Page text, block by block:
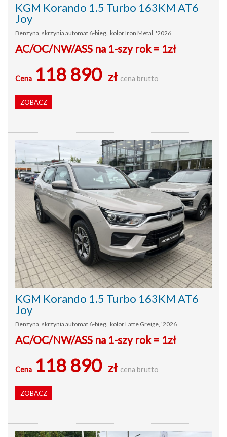
KGM Korando 1.5 Turbo 163KM AT6
Joy
Benzyna, skrzynia automat 6-bieg., kolor Iron Metal, '2026
AC/OC/NW/ASS na 1-szy rok = 1zł
Cena 118 890 zł cena brutto
ZOBACZ
KGM Korando 1.5 Turbo 163KM AT6
Joy
Benzyna, skrzynia automat 6-bieg., kolor Latte Greige, '2026
AC/OC/NW/ASS na 1-szy rok = 1zł
Cena 118 890 zł cena brutto
ZOBACZ